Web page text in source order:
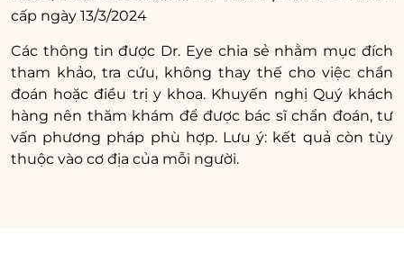
chuyên sâu và toàn diện
mí chất lượng cao với các ưu điểm nổi trội sau
đây:
Đội ngũ bác sĩ dày dặn kinh nghiệm:
Khách hàng có thể an tâm cắt mí tại Dr. Eye
cấp ngày 13/3/2024
Các thông tin được Dr. Eye chia sẻ nhằm mục đích
tham khảo, tra cứu, không thay thế cho việc chẩn
đoán hoặc điều trị y khoa. Khuyến nghị Quý khách
hàng nên thăm khám để được bác sĩ chẩn đoán, tư
vấn phương pháp phù hợp. Lưu ý: kết quả còn tùy
thuộc vào cơ địa của mỗi người.